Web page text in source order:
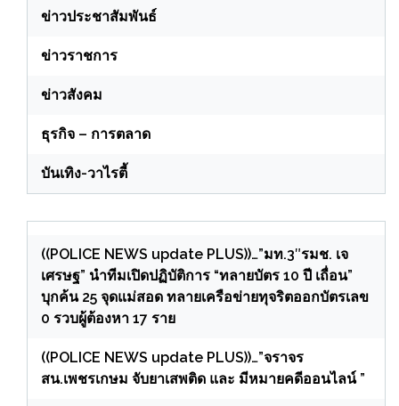
ข่าวประชาสัมพันธ์
ข่าวราชการ
ข่าวสังคม
ธุรกิจ – การตลาด
บันเทิง-วาไรตี้
((POLICE NEWS update PLUS))…”มท.3″รมช. เจ
เศรษฐ” นำทีมเปิดปฏิบัติการ “ทลายบัตร 10 ปี เถื่อน”
บุกค้น 25 จุดแม่สอด ทลายเครือข่ายทุจริตออกบัตรเลข
0 รวบผู้ต้องหา 17 ราย
((POLICE NEWS update PLUS))…”จราจร
สน.เพชรเกษม จับยาเสพติด และ มีหมายคดีออนไลน์ ”